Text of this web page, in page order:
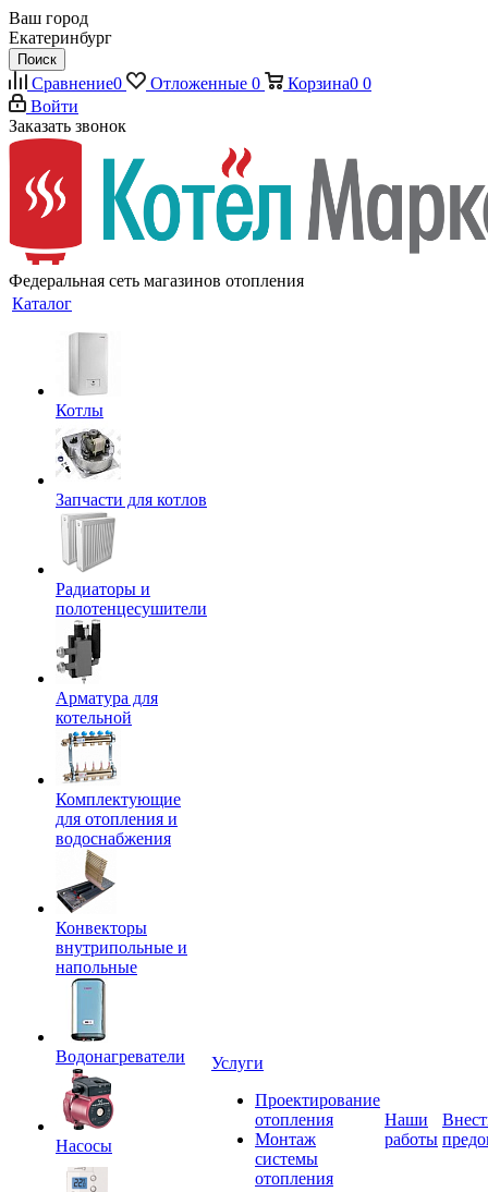
Ваш город
Екатеринбург
Поиск
Сравнение0 Отложенные 0 Корзина0 0
Войти
Заказать звонок
Федеральная сеть магазинов отопления
Каталог
Котлы
Запчасти для котлов
Радиаторы и
полотенцесушители
Арматура для
котельной
Комплектующие
для отопления и
водоснабжения
Конвекторы
внутрипольные и
напольные
Водонагреватели
Насосы
Услуги
Проектирование
отопления
Монтаж
системы
отопления
Наши
работы